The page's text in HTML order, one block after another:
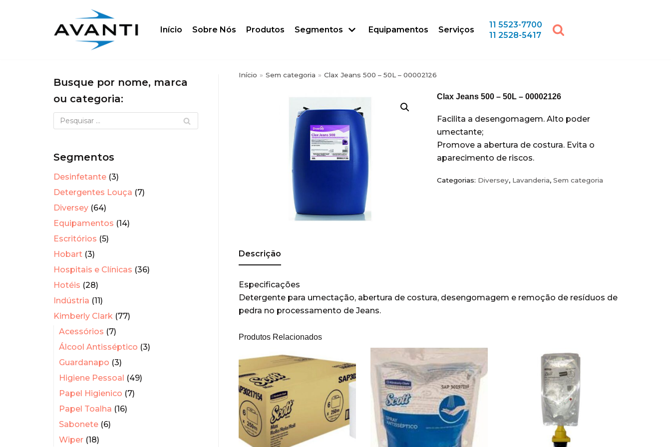
Início Sobre Nós Produtos Segmentos Equipamentos Serviços
11 5523-7700
11 2528-5417
Busque por nome, marca
ou categoria:
Segmentos
Desinfetante (3)
Detergentes Louça (7)
Diversey (64)
Equipamentos (14)
Escritórios (5)
Hobart (3)
Hospitais e Clínicas (36)
Hotéis (28)
Indústria (11)
Kimberly Clark (77)
Acessórios (7)
Álcool Antisséptico (3)
Guardanapo (3)
Higiene Pessoal (49)
Papel Higienico (7)
Papel Toalha (16)
Sabonete (6)
Wiper (18)
Início » Sem categoria » Clax Jeans 500 – 50L – 00002126
Clax Jeans 500 – 50L – 00002126
Facilita a desengomagem. Alto poder
umectante;
Promove a abertura de costura. Evita o
aparecimento de riscos.
Categorias: Diversey, Lavanderia,Sem categoria
Descrição
Especificações
Detergente para umectação, abertura de costura, desengomagem e remoção de resíduos de
pedra no processamento de Jeans.
Produtos Relacionados